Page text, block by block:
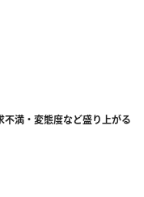
不満・変態度など盛り上がる